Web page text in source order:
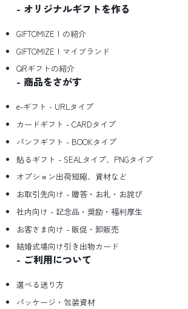
オリジナルギフトを作る
GIFTOMIZE！の紹介
GIFTOMIZE！マイブランド
QRギフトの紹介
商品をさがす
e-ギフト - URLタイプ
カードギフト - CARDタイプ
パンフギフト - BOOKタイプ
貼るギフト - SEALタイプ、PNGタイプ
オプション出荷短縮、資材など
お取引先向け - 贈答・お礼・お詫び
社内向け - 記念品・奨励・福利厚生
お客さま向け - 販促・卸販売
結婚式場向け引き出物カード
ご利用について
選べる送り方
パッケージ・包装資材